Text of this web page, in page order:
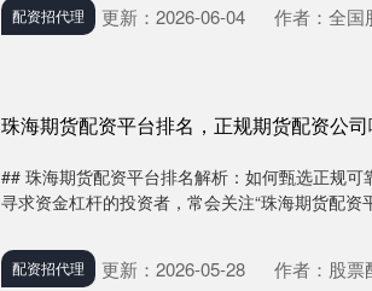
配资招代理 更新：2026-06-04
作者：全国
珠海期货配资平台排名，正规期货配资公
## 珠海期货配资平台排名解析：如何甄选正规
寻求资金杠杆的投资者，常会关注“珠海期货配资
配资招代理 更新：2026-05-28 作者：股票